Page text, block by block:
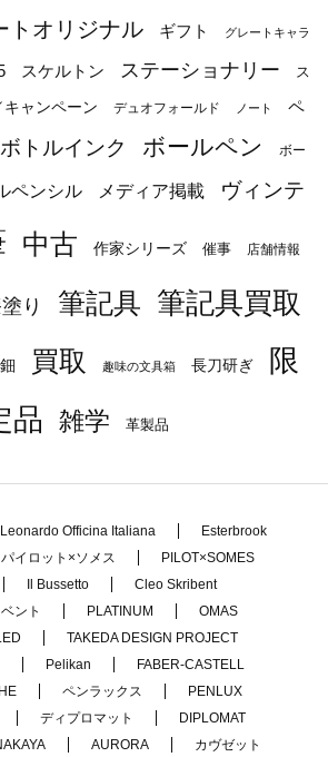
トオリジナル ギフト グレートキャラ
スケルトン ステーショナリー ス
キャンペーン デュオフォールド ノート ペ
ボトルインク ボールペン ボー
ペンシル メディア掲載 ヴィンテ
中古 作家シリーズ 催事 店舗情報
り 筆記具 筆記具買取
買取 趣味の文具箱 長刀研ぎ
限
品
雑学 革製品
Leonardo Officina Italiana
Esterbrook
パイロット×ソメス
PILOT×SOMES
Il Bussetto
Cleo Skribent
ント
PLATINUM
OMAS
TAKEDA DESIGN PROJECT
Pelikan
FABER-CASTELL
ペンラックス
PENLUX
ディプロマット
DIPLOMAT
AURORA
カヴゼット